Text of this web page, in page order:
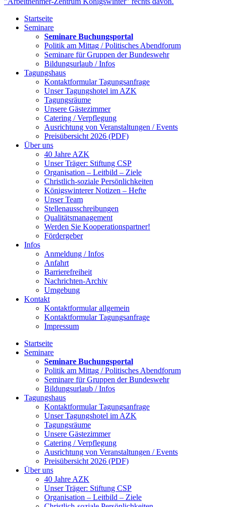
Startseite
Seminare
Seminare Buchungsportal
Politik am Mittag / Politisches Abendforum
Seminare für Gruppen der Bundeswehr
Bildungsurlaub / Infos
Tagungshaus
Kontaktformular Tagungsanfrage
Unser Tagungshotel im AZK
Tagungsräume
Unsere Gästezimmer
Catering / Verpflegung
Ausrichtung von Veranstaltungen / Events
Preisübersicht 2026 (PDF)
Über uns
40 Jahre AZK
Unser Träger: Stiftung CSP
Organisation – Leitbild – Ziele
Christlich-soziale Persönlichkeiten
Königswinterer Notizen – Hefte
Unser Team
Stellenausschreibungen
Qualitätsmanagement
Werden Sie Kooperationspartner!
Fördergeber
Infos
Anmeldung / Infos
Anfahrt
Barrierefreiheit
Nachrichten-Archiv
Umgebung
Kontakt
Kontaktformular allgemein
Kontaktformular Tagungsanfrage
Impressum
Startseite
Seminare
Seminare Buchungsportal
Politik am Mittag / Politisches Abendforum
Seminare für Gruppen der Bundeswehr
Bildungsurlaub / Infos
Tagungshaus
Kontaktformular Tagungsanfrage
Unser Tagungshotel im AZK
Tagungsräume
Unsere Gästezimmer
Catering / Verpflegung
Ausrichtung von Veranstaltungen / Events
Preisübersicht 2026 (PDF)
Über uns
40 Jahre AZK
Unser Träger: Stiftung CSP
Organisation – Leitbild – Ziele